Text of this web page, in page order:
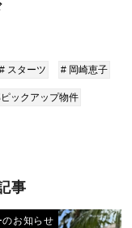
# スターツ # 岡崎恵子
ックアップ物件
事
お知らせ